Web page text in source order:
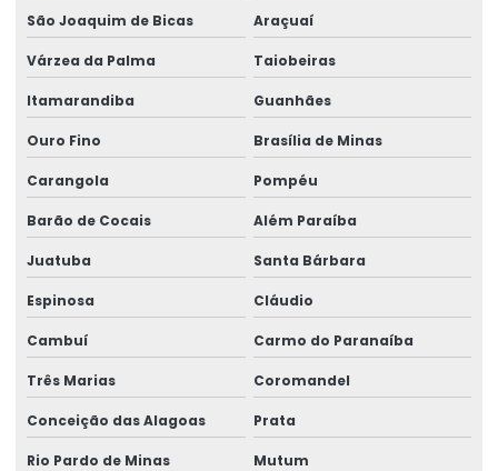
Ribbon Resina Alta Performance
Ribbons Tag Gondolas
Rótulo Adesivo Para Congelados
Rótulo Balança Impressora
Rótulo De Preço Personalizado Para Comércio
Rótulo Lacre Personalizado Para Produtos
Rótulo Para Balcão De Vendas
Rótulo Para Produtos Congelados Em Lojas
Rótulo Térmico Para Embalagens
Rótulo Termo Sensível
São Joaquim de Bicas Araçuaí
Várzea da Palma Taiobeiras
Itamarandiba Guanhães
Ouro Fino Brasília de Minas
Carangola Pompéu
Barão de Cocais Além Paraíba
Juatuba Santa Bárbara
Espinosa Cláudio
Cambuí Carmo do Paranaíba
Três Marias Coromandel
Conceição das Alagoas Prata
Rio Pardo de Minas Mutum